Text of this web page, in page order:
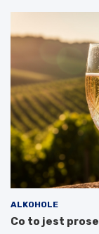
ALKOHOLE
Co to jest